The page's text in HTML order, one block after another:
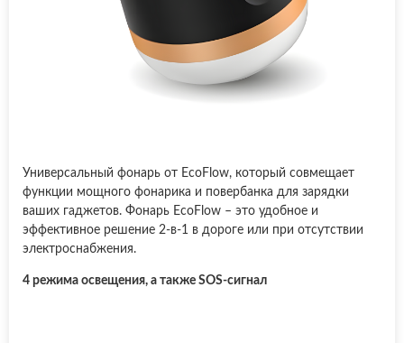
Универсальный фонарь от EcoFlow, который совмещает
функции мощного фонарика и повербанка для зарядки
ваших гаджетов. Фонарь EcoFlow – это удобное и
эффективное решение 2-в-1 в дороге или при отсутствии
электроснабжения.
4 режима освещения, а также SOS-сигнал